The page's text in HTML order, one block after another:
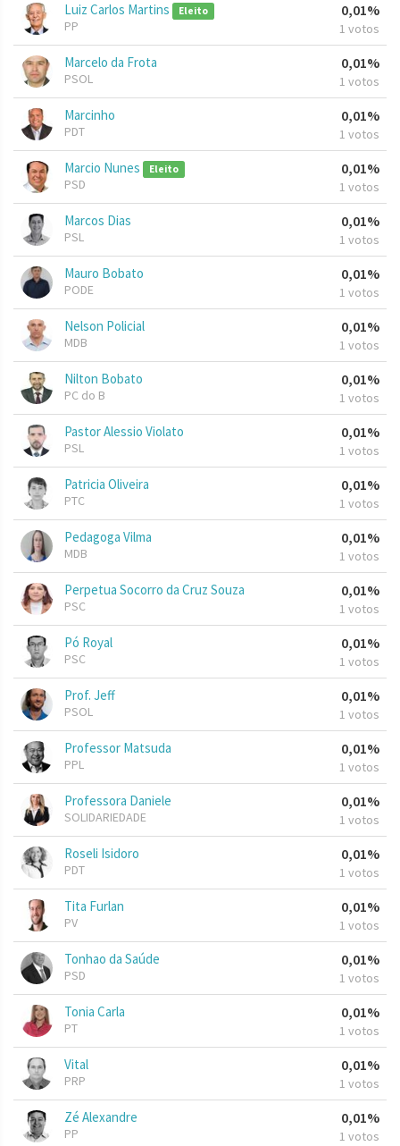
Luiz Carlos Martins Eleito
PP
0,01%
1 votos
Marcelo da Frota
PSOL
0,01%
1 votos
Marcinho
PDT
0,01%
1 votos
Marcio Nunes Eleito
PSD
0,01%
1 votos
Marcos Dias
PSL
0,01%
1 votos
Mauro Bobato
PODE
0,01%
1 votos
Nelson Policial
MDB
0,01%
1 votos
Nilton Bobato
PC do B
0,01%
1 votos
Pastor Alessio Violato
PSL
0,01%
1 votos
Patricia Oliveira
PTC
0,01%
1 votos
Pedagoga Vilma
MDB
0,01%
1 votos
Perpetua Socorro da Cruz Souza
PSC
0,01%
1 votos
Pó Royal
PSC
0,01%
1 votos
Prof. Jeff
PSOL
0,01%
1 votos
Professor Matsuda
PPL
0,01%
1 votos
Professora Daniele
SOLIDARIEDADE
0,01%
1 votos
Roseli Isidoro
PDT
0,01%
1 votos
Tita Furlan
PV
0,01%
1 votos
Tonhao da Saúde
PSD
0,01%
1 votos
Tonia Carla
PT
0,01%
1 votos
Vital
PRP
0,01%
1 votos
Zé Alexandre
PP
0,01%
1 votos